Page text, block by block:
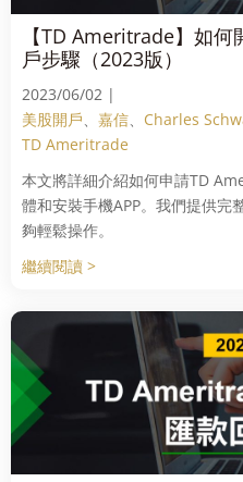
【TD Ameritrade】如
戶步驟（2023版）
2023/06/02 |
美股開戶、 嘉信、 Charles
TD Ameritrade
本文將詳細介紹如何申請TD
體和安裝手機APP。我們提供完
夠輕鬆操作。
繼續閱讀 >